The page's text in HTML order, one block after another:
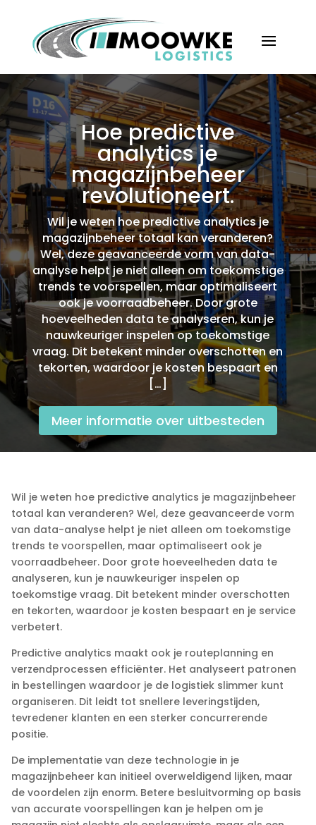
Hoe predictive
analytics je
magazijnbeheer
revolutioneert.​
Wil je weten hoe predictive analytics je
magazijnbeheer totaal kan veranderen?
Wel, deze geavanceerde vorm van data-
analyse helpt je niet alleen om toekomstige
trends te voorspellen, maar optimaliseert
ook je voorraadbeheer.​ Door grote
hoeveelheden data te analyseren, kun je
nauwkeuriger inspelen op toekomstige
vraag.​ Dit betekent minder overschotten en
tekorten, waardoor je kosten bespaart en
[…]
Meer informatie over uitbesteden
Wil je weten hoe predictive analytics je magazijnbeheer
totaal kan veranderen? Wel, deze geavanceerde vorm
van data-analyse helpt je niet alleen om toekomstige
trends te voorspellen, maar optimaliseert ook je
voorraadbeheer.​ Door grote hoeveelheden data te
analyseren, kun je nauwkeuriger inspelen op
toekomstige vraag.​ Dit betekent minder overschotten
en tekorten, waardoor je kosten bespaart en je service
verbetert.​
Predictive analytics maakt ook je routeplanning en
verzendprocessen efficiënter.​ Het analyseert patronen
in bestellingen waardoor je de logistiek slimmer kunt
organiseren.​ Dit leidt tot snellere leveringstijden,
tevredener klanten en een sterker concurrerende
positie.​
De implementatie van deze technologie in je
magazijnbeheer kan initieel overweldigend lijken, maar
de voordelen zijn enorm.​ Betere besluitvorming op basis
van accurate voorspellingen kan je helpen om je